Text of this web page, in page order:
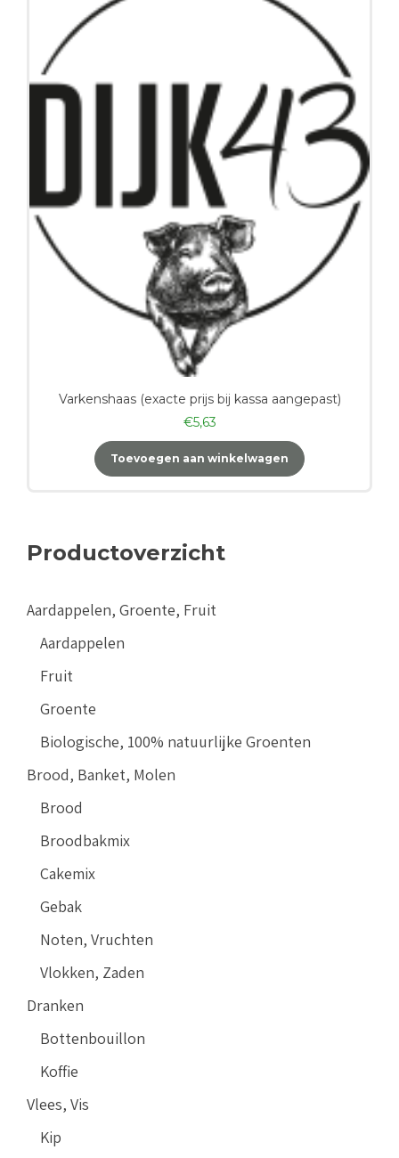
Varkenshaas (exacte prijs bij kassa aangepast)
€5,63
Toevoegen aan winkelwagen
Productoverzicht
Aardappelen, Groente, Fruit
Aardappelen
Fruit
Groente
Biologische, 100% natuurlijke Groenten
Brood, Banket, Molen
Brood
Broodbakmix
Cakemix
Gebak
Noten, Vruchten
Vlokken, Zaden
Dranken
Bottenbouillon
Koffie
Vlees, Vis
Kip